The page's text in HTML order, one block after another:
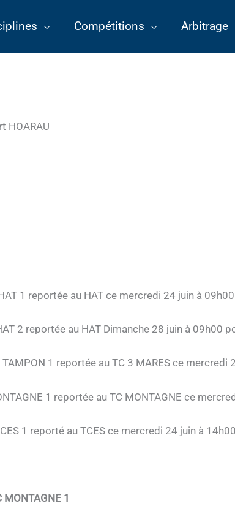
Compétitions Arbitrage
HOARAU
1 reportée au HAT ce mercredi 24 juin à
2 reportée au HAT Dimanche 28 juin à 09h00
1 reportée au TC 3 MARES ce
1 reportée au TC MONTAGNE ce
1 reporté au TCES ce mercredi 24 juin à
MONTAGNE 1